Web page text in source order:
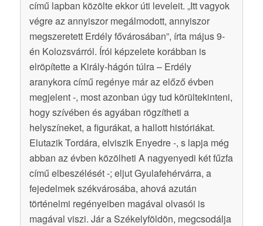
című lapban közölte ekkor úti leveleit. „Itt vagyok
végre az annyiszor megálmodott, annyiszor
megszeretett Erdély fővárosában”, írta május 9-
én Kolozsvárról. Írói képzelete korábban is
elröpítette a Király-hágón túlra – Erdély
aranykora című regénye már az előző évben
megjelent -, most azonban úgy tud körültekinteni,
hogy szívében és agyában rögzítheti a
helyszíneket, a figurákat, a hallott históriákat.
Elutazik Tordára, elviszik Enyedre -, s lapja még
abban az évben közölheti A nagyenyedi két fűzfa
című elbeszélését -; eljut Gyulafehérvárra, a
fejedelmek székvárosába, ahová azután
történelmi regényeiben magával olvasói is
magával viszi. Jár a Székelyföldön, megcsodálja